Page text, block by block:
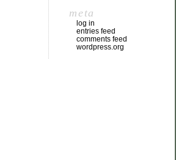
meta
log in
entries feed
comments feed
wordpress.org